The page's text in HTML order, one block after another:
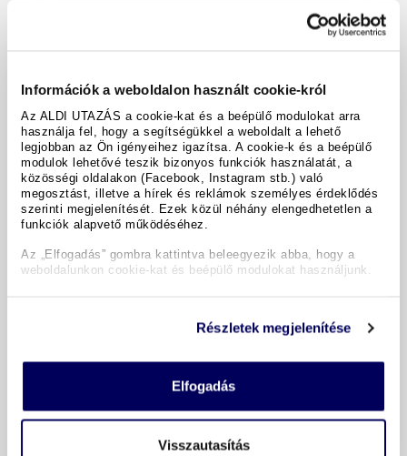
Információk a weboldalon használt cookie-król
Az ALDI UTAZÁS a cookie-kat és a beépülő modulokat arra
használja fel, hogy a segítségükkel a weboldalt a lehető
legjobban az Ön igényeihez igazítsa. A cookie-k és a beépülő
modulok lehetővé teszik bizonyos funkciók használatát, a
közösségi oldalakon (Facebook, Instagram stb.) való
megosztást, illetve a hírek és reklámok személyes érdeklődés
szerinti megjelenítését. Ezek közül néhány elengedhetetlen a
funkciók alapvető működéséhez.
Az „Elfogadás” gombra kattintva beleegyezik abba, hogy a
weboldalunkon cookie-kat és beépülő modulokat használjunk.
Részletek megjelenítése
Elfogadás
Visszautasítás
megosztás
Felszereltség és tények
A hotel részletei
Időpontok & árak
BIZTONSÁGOS RENDELÉS ÉS FIZETÉS